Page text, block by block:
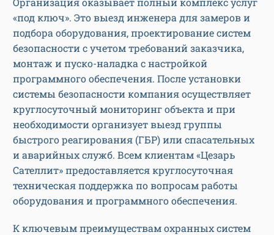
«под ключ». Это выезд инженера для замеров и
подбора оборудования, проектирование систем
безопасности с учетом требований заказчика,
монтаж и пуско-наладка с настройкой
программного обеспечения. После установки
системы безопасности компания осуществляет
круглосуточный мониторинг объекта и при
необходимости организует выезд группы
быстрого реагирования (ГБР) или спасательных
и аварийных служб. Всем клиентам «Цезарь
Сателлит» предоставляется круглосуточная
техническая поддержка по вопросам работы
оборудования и программного обеспечения.
К ключевым преимуществам охранных систем